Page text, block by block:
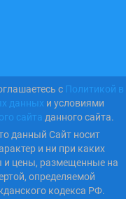
с Политикой в
данных и условиями
сайта данного сайта.
данный Сайт носит
и ни при каких
и цены, размещенные на
определяемой
кодекса РФ.